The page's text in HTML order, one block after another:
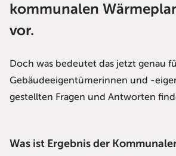
kommunalen
vor.
Doch was bedeutet das jetzt genau
Gebäudeeigentümerinnen und -
gestellten Fragen und Antworten
Was ist Ergebnis der